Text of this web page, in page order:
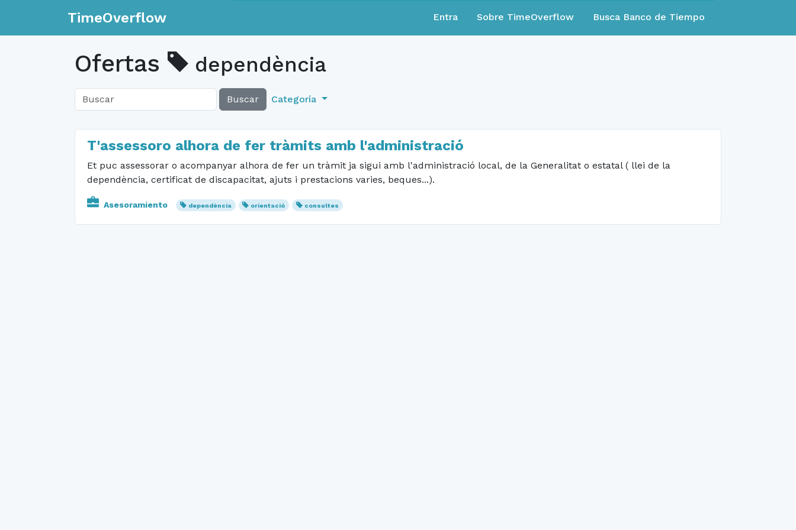
TimeOverflow Entra Sobre TimeOverflow Busca Banco de Tiempo
Ofertas dependència
Buscar Categoría
T'assessoro alhora de fer tràmits amb l'administració
Et puc assessorar o acompanyar alhora de fer un tràmit ja sigui amb l'administració local, de la Generalitat o estatal ( llei de la
dependència, certificat de discapacitat, ajuts i prestacions varies, beques...).
Asesoramiento dependència orientació consultes